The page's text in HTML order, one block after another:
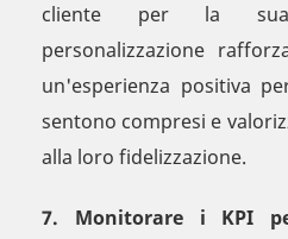
cliente per la sua
personalizzazione
un'esperienza positiva
sentono compresi e
alla loro fidelizzazione.
7. Monitorare i KPI